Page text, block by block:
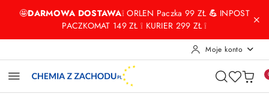
Przejdź do treści głównej
Przejdź do wyszukiwarki
Przejdź do moje konto
Przejdź do menu głównego
Przejdź do opisu produktu
Przejdź do stopki
🤩DARMOWA DOSTAWA❕ ORLEN Paczka 99 ZŁ💪 INPOST
PACZKOMAT 149 ZŁ ❕ KURIER 299 ZŁ ❕
Moje konto